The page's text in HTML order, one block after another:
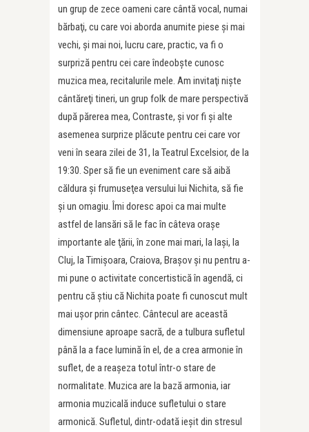
un grup de zece oameni care cântă vocal, numai
bărbaţi, cu care voi aborda anumite piese şi mai
vechi, şi mai noi, lucru care, practic, va fi o
surpriză pentru cei care îndeobşte cunosc
muzica mea, recitalurile mele. Am invitaţi nişte
cântăreţi tineri, un grup folk de mare perspectivă
după părerea mea, Contraste, şi vor fi și alte
asemenea surprize plăcute pentru cei care vor
veni în seara zilei de 31, la Teatrul Excelsior, de la
19:30. Sper să fie un eveniment care să aibă
căldura şi frumuseţea versului lui Nichita, să fie
şi un omagiu. Îmi doresc apoi ca mai multe
astfel de lansări să le fac în câteva oraşe
importante ale ţării, în zone mai mari, la Iaşi, la
Cluj, la Timişoara, Craiova, Braşov şi nu pentru a-
mi pune o activitate concertistică în agendă, ci
pentru că știu că Nichita poate fi cunoscut mult
mai uşor prin cântec. Cântecul are această
dimensiune aproape sacră, de a tulbura sufletul
până la a face lumină în el, de a crea armonie în
suflet, de a reaşeza totul într-o stare de
normalitate. Muzica are la bază armonia, iar
armonia muzicală induce sufletului o stare
armonică. Sufletul, dintr-odată ieşit din stresul